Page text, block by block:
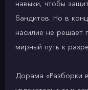
навыки, чтобы
бандитов. Но в
насилие не решает
мирный путь к
Дорама «Разборки